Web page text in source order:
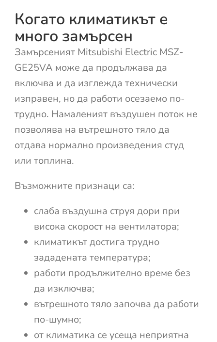
Когато климатикът е
много замърсен
Замърсеният Mitsubishi Electric MSZ-
GE25VA може да продължава да
включва и да изглежда технически
изправен, но да работи осезаемо по-
трудно. Намаленият въздушен поток не
позволява на вътрешното тяло да
отдава нормално произведения студ
или топлина.
Възможните признаци са:
слаба въздушна струя дори при
висока скорост на вентилатора;
климатикът достига трудно
зададената температура;
работи продължително време без
да изключва;
вътрешното тяло започва да работи
по-шумно;
от климатика се усеща неприятна